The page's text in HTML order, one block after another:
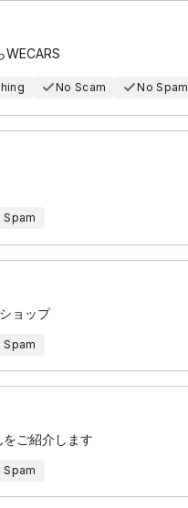
WECARS
No Scam No Spam
Spam
ョップ
Spam
ご紹介します
Spam